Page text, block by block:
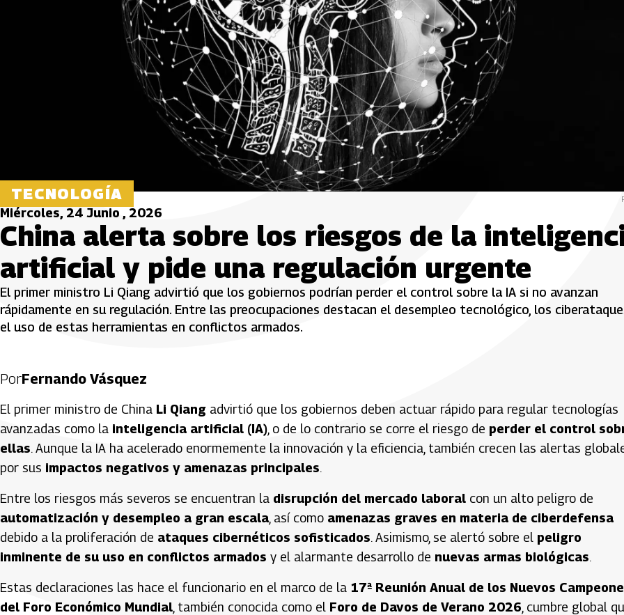
TECNOLOGÍA
Miércoles, 24 Junio , 2026
China alerta sobre los riesgos de la
artificial y pide una regulación urgente
El primer ministro Li Qiang advirtió que los gobiernos podrían perder el control sobre la IA si no avanzan
rápidamente en su regulación. Entre las preocupaciones destacan el desempleo tecnológico, los
el uso de estas herramientas en conflictos armados.
PorFernando Vásquez
El primer ministro de China Li Qiang advirtió que los gobiernos deben actuar rápido para regular tecnologías
avanzadas como la inteligencia artificial (IA) , o de lo contrario se corre el riesgo de perder el control
ellas. Aunque la IA ha acelerado enormemente la innovación y la eficiencia, también crecen las alertas
por sus impactos negativos y amenazas principales.
Entre los riesgos más severos se encuentran la disrupción del mercado laboral con un alto peligro de
automatización y desempleo a gran escala , así como amenazas graves en materia de ciberdefensa
debido a la proliferación de ataques cibernéticos sofisticados. Asimismo, se alertó sobre el peligro
inminente de su uso en conflictos armados y el alarmante desarrollo de nuevas armas biológicas.
Estas declaraciones las hace el funcionario en el marco de la 17ª Reunión Anual de los Nuevos
del Foro Económico Mundial , también conocida como el Foro de Davos de Verano 2026 , cumbre global